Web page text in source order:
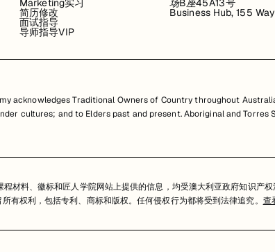
Marketing实习
简历修改
面试指导
导师指导VIP
场B座45A13号
Business Hub, 155
acknowledges Traditional Owners of Country throughout
cultures; and to Elders past and present. Aboriginal and
材料、徽标和匠人学院网站上提供的信息，均受澳大利亚政府知识产
有权利，包括专利、商标和版权。任何侵权行为都将受到法律追究。 查